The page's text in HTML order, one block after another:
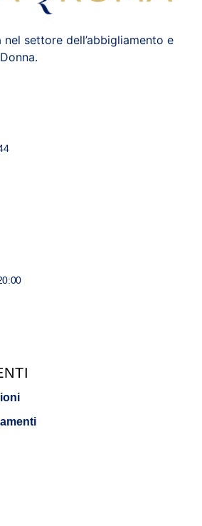
nel settore dell’abbigliamento e